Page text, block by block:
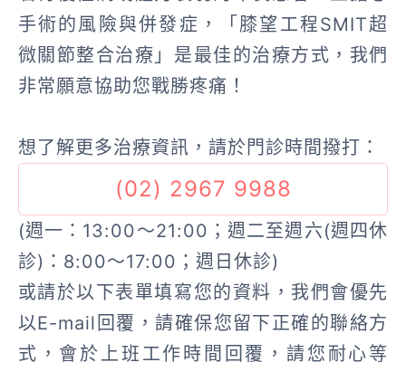
手術的風險與併發症，「膝望工程SMIT超
微關節整合治療」是最佳的治療方式，我們
非常願意協助您戰勝疼痛！
想了解更多治療資訊，請於門診時間撥打：
(02) 2967 9988
(週一：13:00～21:00；週二至週六(週四休
診)：8:00～17:00；週日休診)
或請於以下表單填寫您的資料，我們會優先
以E-mail回覆，請確保您留下正確的聯絡方
式，會於上班工作時間回覆，請您耐心等